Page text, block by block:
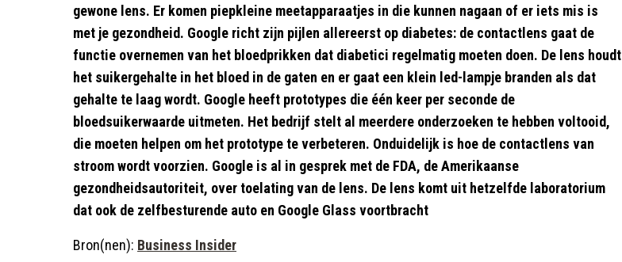
gewone lens. Er komen piepkleine meetapparaatjes in die kunnen nagaan of er iets mis is
met je gezondheid. Google richt zijn pijlen allereerst op diabetes: de contactlens gaat de
functie overnemen van het bloedprikken dat diabetici regelmatig moeten doen. De lens houdt
het suikergehalte in het bloed in de gaten en er gaat een klein led-lampje branden als dat
gehalte te laag wordt. Google heeft prototypes die één keer per seconde de
bloedsuikerwaarde uitmeten. Het bedrijf stelt al meerdere onderzoeken te hebben voltooid,
die moeten helpen om het prototype te verbeteren. Onduidelijk is hoe de contactlens van
stroom wordt voorzien. Google is al in gesprek met de FDA, de Amerikaanse
gezondheidsautoriteit, over toelating van de lens. De lens komt uit hetzelfde laboratorium
dat ook de zelfbesturende auto en Google Glass voortbracht
Bron(nen): Business Insider